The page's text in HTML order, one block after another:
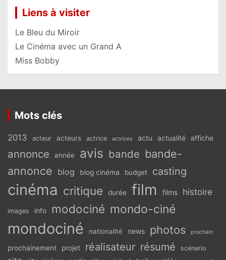
Liens à visiter
Le Bleu du Miroir
Le Cinéma avec un Grand A
Miss Bobby
Mots clés
2013 acteur acteurs actrice actrices actu actualité affiche
annonce année avis bande bande-
annonce blog blog cinéma budget casting
cinéma critique durée film films histoire
images info modociné mondo-ciné
mondociné nationalité news photos prochain
prochainement projet réalisateur résumé scénario